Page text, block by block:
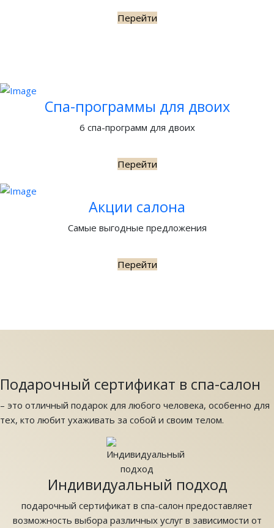
Перейти
Спа-программы для двоих
6 спа-программ для двоих
Перейти
Акции салона
Самые выгодные предложения
Перейти
Подарочный сертификат в спа-салон
– это отличный подарок для любого человека, особенно для
тех, кто любит ухаживать за собой и своим телом.
Индивидуальный подход
подарочный сертификат в спа-салон предоставляет
возможность выбора различных услуг в зависимости от